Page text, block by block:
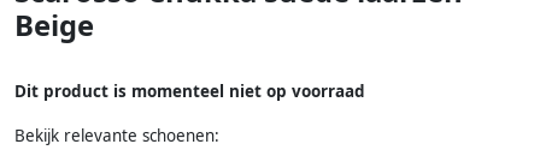
Beige
Dit product is momenteel niet op voorraad
Bekijk relevante schoenen: